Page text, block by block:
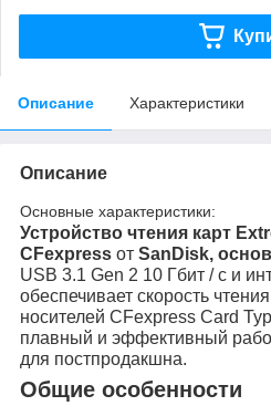
Описание Характеристики
Описание
Основные характеристики:
Устройство чтения карт
CFexpress от SanDisk,
USB 3.1 Gen 2 10 Гбит / с и
обеспечивает скорость
носителей CFexpress Card
плавный и эффективный
для постпродакшна.
Общие особенности